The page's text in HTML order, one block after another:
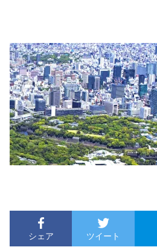
シェア ツイート